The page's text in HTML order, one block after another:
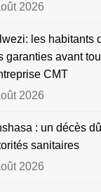
2026
les habitants
garanties avant
CMT
2026
: un décès
sanitaires
2026